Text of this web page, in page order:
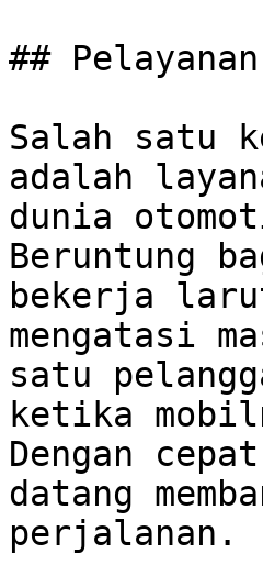
##
Salah satu
adalah
dunia
Beruntung
bekerja
mengatasi
satu
ketika
Dengan
datang
perjalanan.